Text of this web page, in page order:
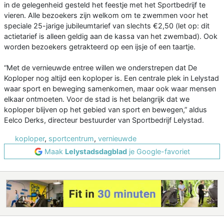
in de gelegenheid gesteld het feestje met het Sportbedrijf te
vieren. Alle bezoekers zijn welkom om te zwemmen voor het
speciale 25-jarige jubileumtarief van slechts €2,50 (let op: dit
actietarief is alleen geldig aan de kassa van het zwembad). Ook
worden bezoekers getrakteerd op een ijsje of een taartje.
“Met de vernieuwde entree willen we onderstrepen dat De
Koploper nog altijd een koploper is. Een centrale plek in Lelystad
waar sport en beweging samenkomen, maar ook waar mensen
elkaar ontmoeten. Voor de stad is het belangrijk dat we
koploper blijven op het gebied van sport en bewegen,” aldus
Eelco Derks, directeur bestuurder van Sportbedrijf Lelystad.
koploper, sportcentrum, vernieuwde
Maak Lelystadsdagbladje Google-favoriet